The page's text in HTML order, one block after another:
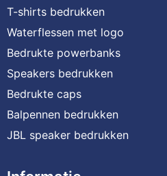
T-shirts bedrukken
Waterflessen met logo
Bedrukte powerbanks
Speakers bedrukken
Bedrukte caps
Balpennen bedrukken
JBL speaker bedrukken